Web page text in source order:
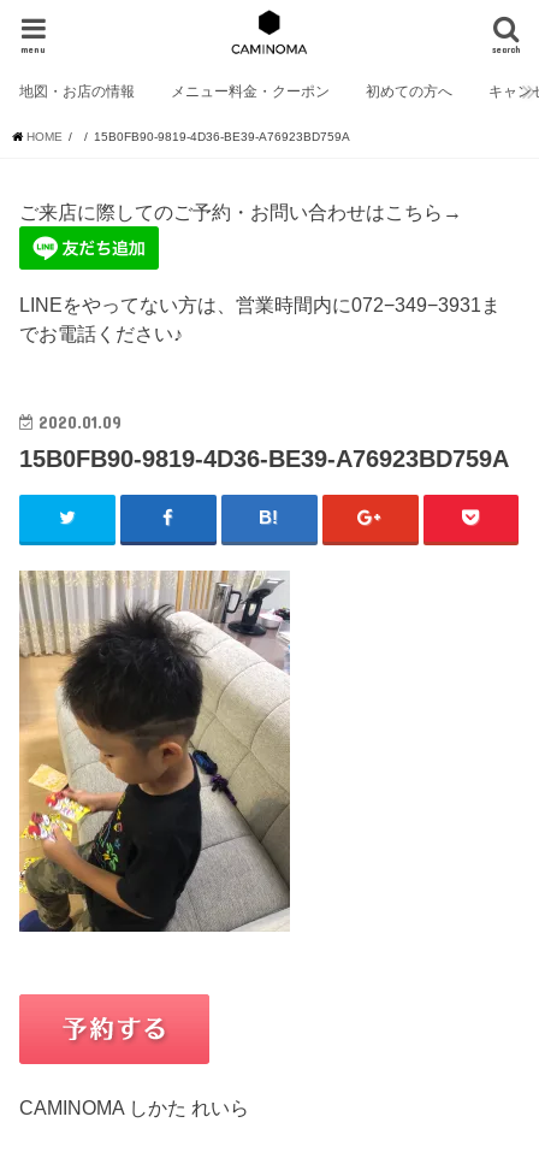
search
menu
地図・お店の情報 メニュー料金・クーポン 初めての方へ キャン
HOME 15B0FB90-9819-4D36-BE39-A76923BD759A
ご来店に際してのご予約・お問い合わせはこちら→
LINEをやってない方は、営業時間内に072−349−3931ま
でお電話ください♪
2020.01.09
15B0FB90-9819-4D36-BE39-A76923BD759A
CAMINOMA しかた れいら